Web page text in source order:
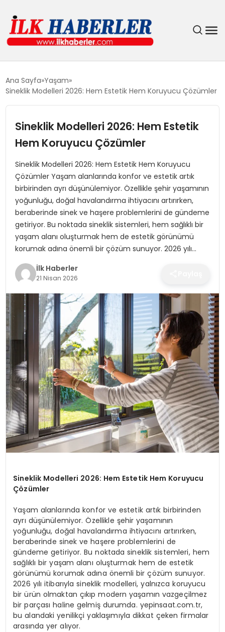
EKONOMI
MAGAZIN
SIYASET
SPOR
Ana Sayfa Yaşam
Sineklik Modelleri 2026: Hem Estetik Hem Koruyucu Çözümler
Sineklik Modelleri 2026: Hem Estetik
Hem Koruyucu Çözümler
Sineklik Modelleri 2026: Hem Estetik Hem Koruyucu
Çözümler Yaşam alanlarında konfor ve estetik artık
birbirinden ayrı düşünülemiyor. Özellikle şehir yaşamının
yoğunluğu, doğal havalandırma ihtiyacını artırırken,
beraberinde sinek ve haşere problemlerini de gündeme
getiriyor. Bu noktada sineklik sistemleri, hem sağlıklı bir
yaşam alanı oluşturmak hem de estetik görünümü
korumak adına önemli bir çözüm sunuyor. 2026 yılı…
İlk Haberler
21 Nisan 2026
Sineklik Modelleri 2026: Hem Estetik Hem Koruyucu
Çözümler
Yaşam alanlarında konfor ve estetik artık birbirinden
ayrı düşünülemiyor. Özellikle şehir yaşamının
yoğunluğu, doğal havalandırma ihtiyacını artırırken,
beraberinde sinek ve haşere problemlerini de
gündeme getiriyor. Bu noktada sineklik sistemleri, hem
sağlıklı bir yaşam alanı oluşturmak hem de estetik
görünümü korumak adına önemli bir çözüm sunuyor.
2026 yılı itibarıyla sineklik modelleri, yalnızca koruyucu
bir ürün olmaktan çıkıp modern yaşamın vazgeçilmez
bir parçası haline gelmiş durumda. yepinsaat.com.tr,
bu alandaki yenilikçi yaklaşımıyla dikkat çeken firmalar
arasında yer alıyor.